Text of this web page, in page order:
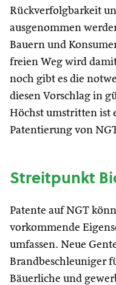
Rückverfolgbarkeit
ausgenommen
Bauern und
freien Weg wird
noch gibt es die
diesen Vorschlag in
Höchst umstritten ist
Patentierung von
Streitpunkt
Patente auf NGT
vorkommende
umfassen. Neue
Brandbeschleuniger
Bäuerliche und